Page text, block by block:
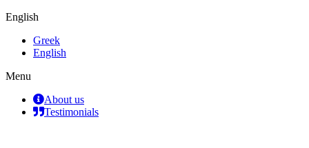
English
Greek
English
Menu
About us
Testimonials